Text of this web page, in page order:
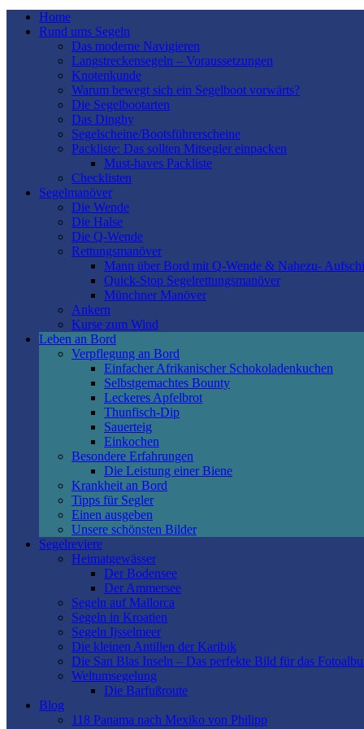
Home
Rund ums Segeln
Das moderne Navigieren
Langstreckensegeln – Voraussetzungen
Knotenkunde
Warum bewegt sich ein Segelboot vorwärts?
Die Segelbootarten
Das Dinghy
Segelscheine/Bootsführerscheine
Packliste: Das sollten Mitsegler einpacken
Must-haves Packliste
Checklisten
Segelmanöver
Die Wende
Die Halse
Die Q-Wende
Rettungsmanöver
Mann über Bord mit Q-Wende & Nahezu-
Quick-Stop Segelrettungsmanöver
Münchner Manöver
Ankern
Kurse zum Wind
Leben an Bord
Verpflegung an Bord
Einfacher Afrikanischer Schokoladenkuchen
Selbstgemachtes Bounty
Leckeres Apfelbrot
Thunfisch-Dip
Sauerteig
Einkochen
Besondere Erfahrungen
Die Leistung einer Biene
Krankheit an Bord
Tipps für Segler
Einen ausgeben
Unsere schönsten Bilder
Segelreviere
Heimatgewässer
Der Bodensee
Der Ammersee
Segeln auf Mallorca
Segeln in Kroatien
Segeln Ijsselmeer
Die kleinen Antillen der Karibik
Die San Blas Inseln – Das perfekte Bild für das
Weltumsegelung
Die Barfußroute
Blog
118 Panama nach Mexiko von Philipp